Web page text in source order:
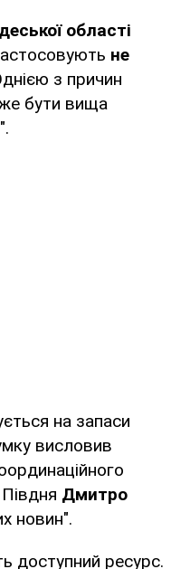
області
не
з причин
бути вища
на запаси
висловив
Дмитро
новин".
доступний ресурс.